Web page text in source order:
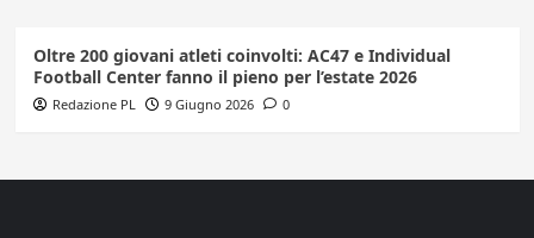
Oltre 200 giovani atleti coinvolti: AC47 e Individual
Football Center fanno il pieno per l’estate 2026
Redazione PL 9 Giugno 2026 0